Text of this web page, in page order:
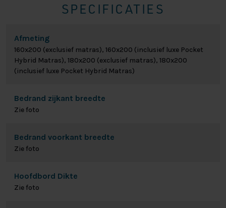
SPECIFICATIES
Afmeting
160x200 (exclusief matras), 160x200 (inclusief luxe Pocket
Hybrid Matras), 180x200 (exclusief matras), 180x200
(inclusief luxe Pocket Hybrid Matras)
Bedrand zijkant breedte
Zie foto
Bedrand voorkant breedte
Zie foto
Hoofdbord Dikte
Zie foto